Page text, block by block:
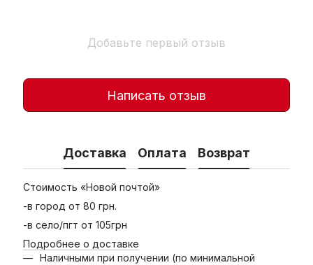
Добавьте первый отзыв
Написать отзыв
Доставка Оплата Возврат
Стоимость «Новой почтой»
-в город от 80 грн.
-в село/пгт от 105грн
Подробнее о доставке
Наличными при получении (по минимальной